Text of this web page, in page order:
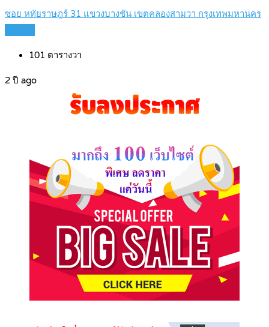
ซอย หทัยราษฎร์ 31 แขวงบางชัน เขตคลองสามวา กรุงเทพมหานคร
101 ตารางวา
2 ปี ago